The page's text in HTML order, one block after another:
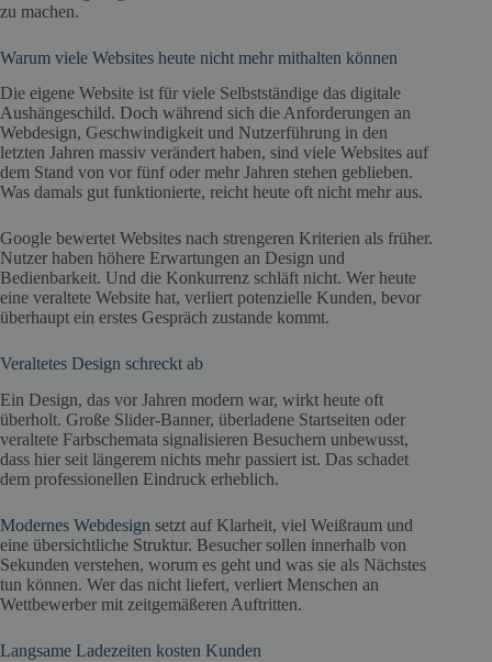
zu machen.
Warum viele Websites heute nicht mehr mithalten können
Die eigene Website ist für viele Selbstständige das digitale
Aushängeschild. Doch während sich die Anforderungen an
Webdesign, Geschwindigkeit und Nutzerführung in den
letzten Jahren massiv verändert haben, sind viele Websites auf
dem Stand von vor fünf oder mehr Jahren stehen geblieben.
Was damals gut funktionierte, reicht heute oft nicht mehr aus.
Google bewertet Websites nach strengeren Kriterien als früher.
Nutzer haben höhere Erwartungen an Design und
Bedienbarkeit. Und die Konkurrenz schläft nicht. Wer heute
eine veraltete Website hat, verliert potenzielle Kunden, bevor
überhaupt ein erstes Gespräch zustande kommt.
Veraltetes Design schreckt ab
Ein Design, das vor Jahren modern war, wirkt heute oft
überholt. Große Slider-Banner, überladene Startseiten oder
veraltete Farbschemata signalisieren Besuchern unbewusst,
dass hier seit längerem nichts mehr passiert ist. Das schadet
dem professionellen Eindruck erheblich.
Modernes Webdesign setzt auf Klarheit, viel Weißraum und
eine übersichtliche Struktur. Besucher sollen innerhalb von
Sekunden verstehen, worum es geht und was sie als Nächstes
tun können. Wer das nicht liefert, verliert Menschen an
Wettbewerber mit zeitgemäßeren Auftritten.
Langsame Ladezeiten kosten Kunden